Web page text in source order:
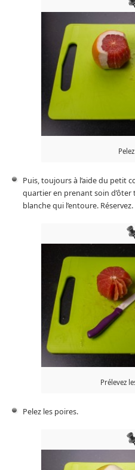
Puis, toujours à l’aide du petit
quartier en prenant soin
blanche qui l’entoure. Réservez.
Prélevez
Pelez les poires.